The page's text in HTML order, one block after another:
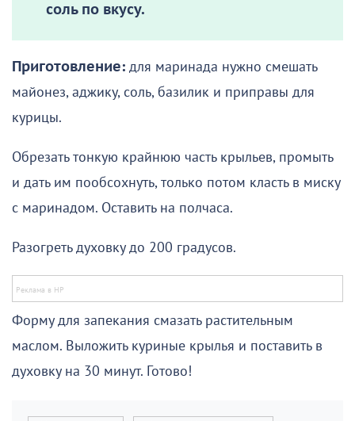
соль по вкусу.
Приготовление: для маринада нужно смешать
майонез, аджику, соль, базилик и приправы для
курицы.
Обрезать тонкую крайнюю часть крыльев, промыть
и дать им пообсохнуть, только потом класть в миску
с маринадом. Оставить на полчаса.
Разогреть духовку до 200 градусов.
Форму для запекания смазать растительным
маслом. Выложить куриные крылья и поставить в
духовку на 30 минут. Готово!